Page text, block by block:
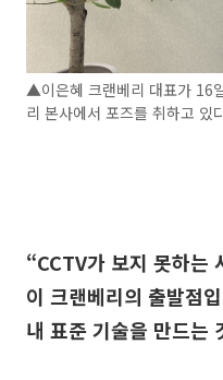
▲이은혜 크랜베리 대표가 16
리 본사에서 포즈를 취하고
“CCTV가 보지 못하는
이 크랜베리의 출발점
내 표준 기술을 만드는